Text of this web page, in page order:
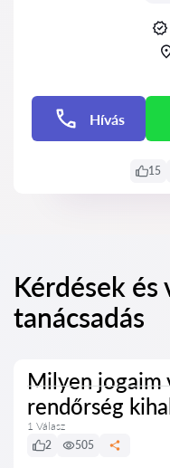
Hívás
15
Kérdések és
tanácsadás
Milyen jogaim
rendőrség
1 Válasz
2
505